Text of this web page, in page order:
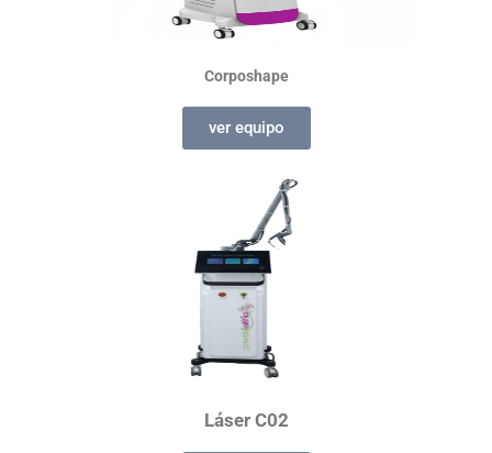
Corposhape
ver equipo
Láser C02